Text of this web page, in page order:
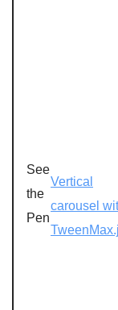
See
the
Pen
Vertical
carousel